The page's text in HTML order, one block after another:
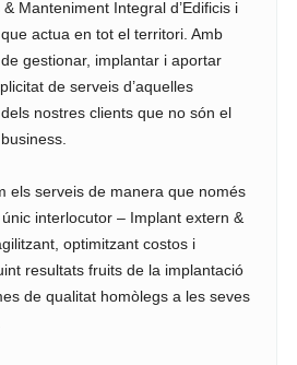
Manteniment Integral d’Edificis i
actua en tot el territori. Amb
de gestionar, implantar i aportar
de serveis d’aquelles
nostres clients que no són el
els serveis de manera que només
interlocutor – Implant extern &
optimitzant costos i
resultats fruits de la implantació
de qualitat homòlegs a les seves